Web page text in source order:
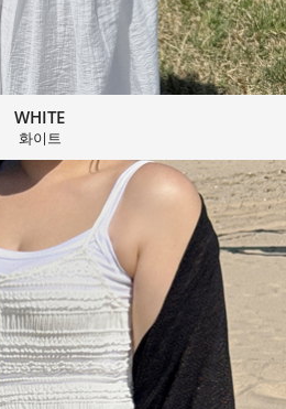
WHITE
화이트